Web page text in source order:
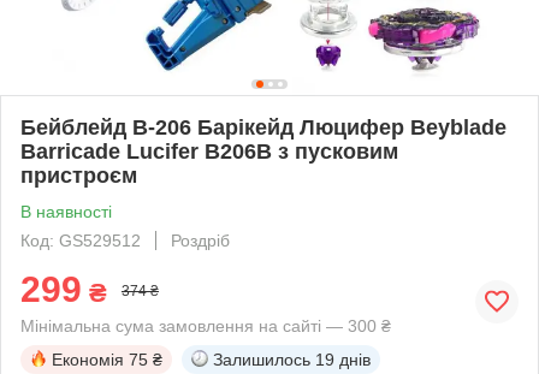
Бейблейд B-206 Барікейд Люцифер Beyblade
Barricade Lucifer B206B з пусковим
пристроєм
В наявності
Код: GS529512
Роздріб
299 ₴ 374 ₴
Мінімальна сума замовлення на сайті — 300 ₴
Економія 75 ₴ Залишилось 19 днів